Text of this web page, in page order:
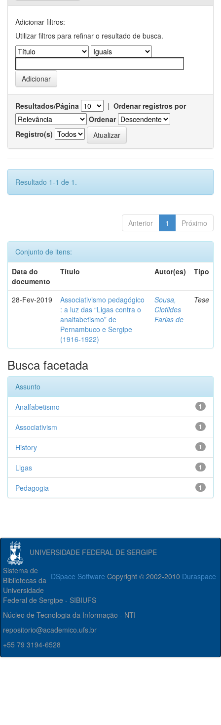
Adicionar filtros:
Utilizar filtros para refinar o resultado de busca.
Resultados/Página | Ordenar registros por
Ordenar
Registro(s)
Resultado 1-1 de 1.
Anterior 1 Próximo
Conjunto de itens:
Data do
documento
Título Autor(es) Tipo
28-Fev-2019
Associativismo pedagógico
: a luz das “Ligas contra o
analfabetismo” de
Pernambuco e Sergipe
(1916-1922)
Sousa,
Clotildes
Farias de
Tese
Busca facetada
Assunto
1
Analfabetismo
1
Associativism
1
History
1
Ligas
1
Pedagogia
UNIVERSIDADE FEDERAL DE SERGIPE
DSpace Software Copyright © 2002-2010 Duraspace
Sistema de
Bibliotecas da
Universidade
Federal de Sergipe - SIBIUFS
Núcleo de Tecnologia da Informação - NTI
repositorio@academico.ufs.br
+55 79 3194-6528